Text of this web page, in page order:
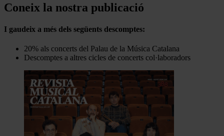
Coneix la nostra publicació
I gaudeix a més dels següents descomptes:
20% als concerts del Palau de la Música Catalana
Descomptes a altres cicles de concerts col·laboradors